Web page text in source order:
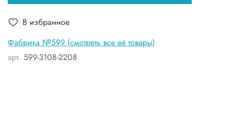
Фабрика №599 (смотреть все её товары)
арт. 599-3108-2208
В избранное